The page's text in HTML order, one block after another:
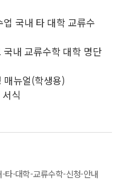
국내 타 대학 교류수
내 교류수학 대학 명단
뉴얼(학생용)
식
-대학-교류수학-신청-안내